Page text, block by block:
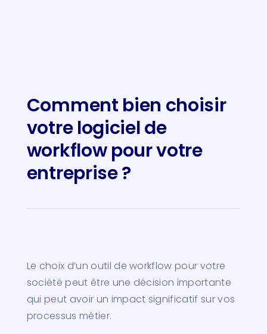
Comment bien choisir
votre logiciel de
workflow pour votre
entreprise ?
Le choix d’un outil de workflow pour votre
société peut être une décision importante
qui peut avoir un impact significatif sur vos
processus métier.